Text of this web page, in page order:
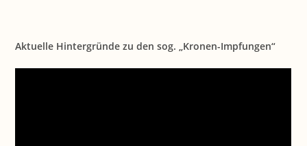
Aktuelle Hintergründe zu den sog. „Kronen-Impfungen“